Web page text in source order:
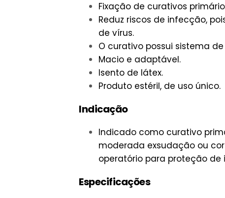
Fixação de curativos
Reduz riscos de infecção,
de vírus.
O curativo possui sistema
Macio e adaptável.
Isento de látex.
Produto estéril, de uso único.
Indicação
Indicado como curativo
moderada exsudação ou
operatório para proteção de
Especificações